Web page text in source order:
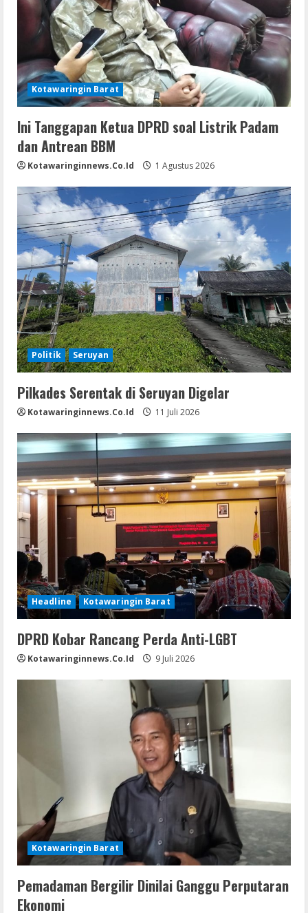
Kotawaringin Barat
Ini Tanggapan Ketua DPRD soal Listrik Padam
dan Antrean BBM
Kotawaringinnews.co.id 1 Agustus 2026
Politik Seruyan
Pilkades Serentak di Seruyan Digelar
Kotawaringinnews.co.id 11 Juli 2026
Headline Kotawaringin Barat
DPRD Kobar Rancang Perda Anti-LGBT
Kotawaringinnews.co.id 9 Juli 2026
Kotawaringin Barat
Pemadaman Bergilir Dinilai Ganggu Perputaran
Ekonomi